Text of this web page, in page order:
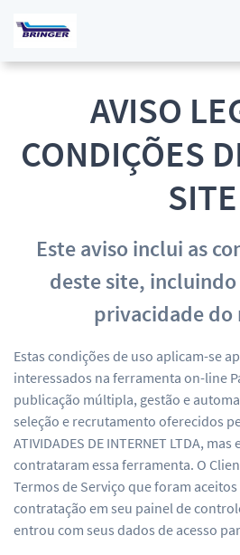
AVISO
CONDIÇÕES
SITE
Este aviso inclui as
deste site,
privacidade do
Estas condições de uso aplicam-se
interessados na ferramenta on-line
publicação múltipla, gestão e
seleção e recrutamento oferecidos
ATIVIDADES DE INTERNET LTDA,
contrataram essa ferramenta. O
Termos de Serviço que foram
contratação em seu painel de
entrou com seus dados de acesso